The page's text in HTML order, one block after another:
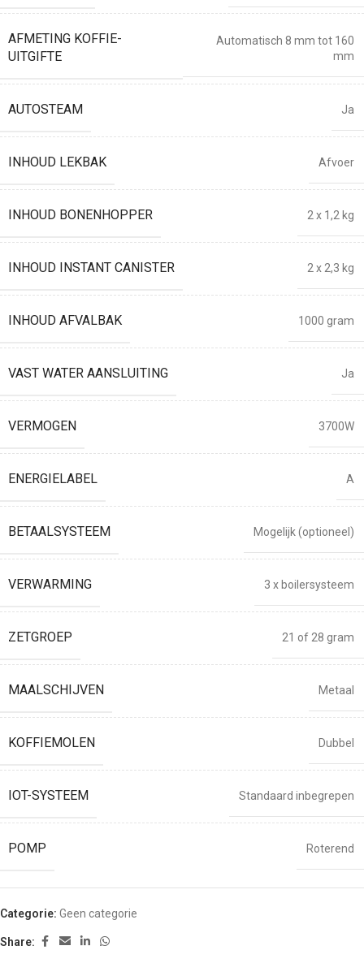
AFMETING KOFFIE-
UITGIFTE
Automatisch 8 mm tot 160
mm
AUTOSTEAM Ja
INHOUD LEKBAK Afvoer
INHOUD BONENHOPPER 2 x 1,2 kg
INHOUD INSTANT CANISTER 2 x 2,3 kg
INHOUD AFVALBAK 1000 gram
VAST WATER AANSLUITING Ja
VERMOGEN 3700W
ENERGIELABEL A
BETAALSYSTEEM Mogelijk (optioneel)
VERWARMING 3 x boilersysteem
ZETGROEP 21 of 28 gram
MAALSCHIJVEN Metaal
KOFFIEMOLEN Dubbel
IOT-SYSTEEM Standaard inbegrepen
POMP Roterend
Categorie: Geen categorie
Share: